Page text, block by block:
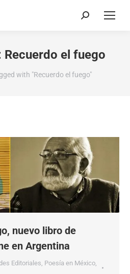
Recuerdo el fuego
with "Recuerdo el fuego"
nuevo libro de
en Argentina
Editoriales, Poesía en México,